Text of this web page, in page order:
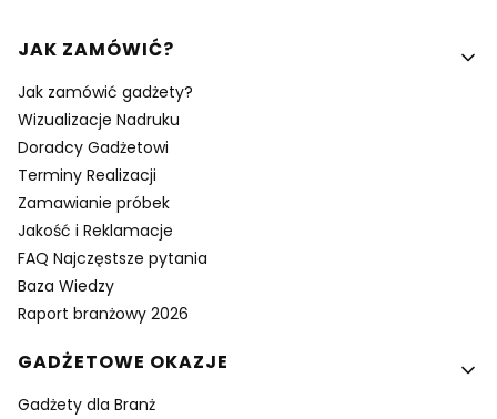
Linki w stopce
JAK ZAMÓWIĆ?
Jak zamówić gadżety?
Wizualizacje Nadruku
Doradcy Gadżetowi
Terminy Realizacji
Zamawianie próbek
Jakość i Reklamacje
FAQ Najczęstsze pytania
Baza Wiedzy
Raport branżowy 2026
GADŻETOWE OKAZJE
Gadżety dla Branż